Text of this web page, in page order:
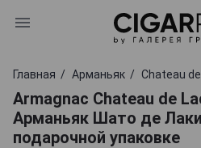
Главная Арманьяк Chateau
Armagnac Chateau de
Арманьяк Шато де
подарочной упаковке